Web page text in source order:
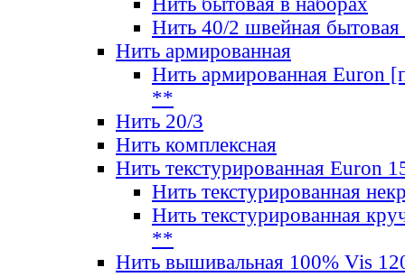
Нить 40/2 швейная бытовая
Нить армированная
Нить армированная Euron
**
Нить 20/3
Нить комплексная
Нить текстурированная Euron
Нить текстурированная
Нить текстурированная
**
Нить вышивальная 100% Vis